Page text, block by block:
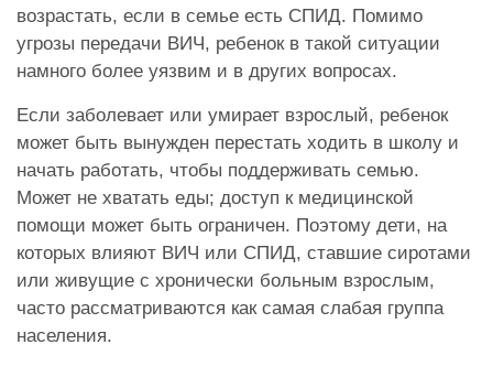
возрастать, если в семье есть СПИД. Помимо
угрозы передачи ВИЧ, ребенок в такой ситуации
намного более уязвим и в других вопросах.
Если заболевает или умирает взрослый, ребенок
может быть вынужден перестать ходить в школу и
начать работать, чтобы поддерживать семью.
Может не хватать еды; доступ к медицинской
помощи может быть ограничен. Поэтому дети, на
которых влияют ВИЧ или СПИД, ставшие сиротами
или живущие с хронически больным взрослым,
часто рассматриваются как самая слабая группа
населения.